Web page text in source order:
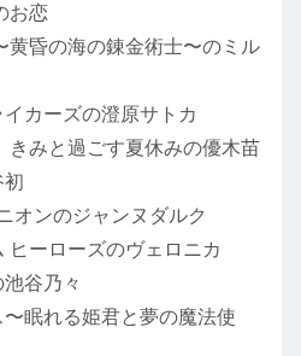
お恋
黄昏の海の錬金術士〜のミル
カーズの澄原サトカ
きみと過ごす夏休みの優木苗
初
オンのジャンヌダルク
ヒーローズのヴェロニカ
谷乃々
〜眠れる姫君と夢の魔法使